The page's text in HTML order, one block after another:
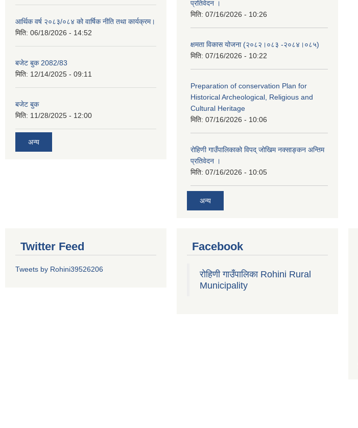
आर्थिक वर्ष २०८३/०८४ को वार्षिक नीति तथा कार्यक्रम।
मिति: 06/18/2026 - 14:52
बजेट बुक 2082/83
मिति: 12/14/2025 - 09:11
बजेट बुक
मिति: 11/28/2025 - 12:00
अन्य
प्रतिवेदन ।
मिति: 07/16/2026 - 10:26
क्षमता विकास योजना (२०८२।०८३‍ -२०८४।०८५)
मिति: 07/16/2026 - 10:22
Preparation of conservation Plan for
Historical Archeological, Religious and
Cultural Heritage
मिति: 07/16/2026 - 10:06
रोहिणी गाउँपालिकाको विपद् जोखिम नक्साङ्कन अन्तिम
प्रतिवेदन ।
मिति: 07/16/2026 - 10:05
अन्य
Twitter Feed
Tweets by Rohini39526206
Facebook
रोहिणी गाउँपालिका Rohini Rural
Municipality